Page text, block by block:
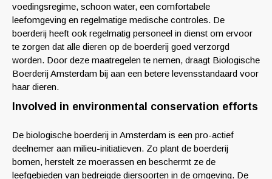
voedingsregime, schoon water, een comfortabele
leefomgeving en regelmatige medische controles. De
boerderij heeft ook regelmatig personeel in dienst om ervoor
te zorgen dat alle dieren op de boerderij goed verzorgd
worden. Door deze maatregelen te nemen, draagt ​​Biologische
Boerderij Amsterdam bij aan een betere levensstandaard voor
haar dieren.
Involved in environmental conservation efforts
De biologische boerderij in Amsterdam is een pro-actief
deelnemer aan milieu-initiatieven. Zo plant de boerderij
bomen, herstelt ze moerassen en beschermt ze de
leefgebieden van bedreigde diersoorten in de omgeving. De